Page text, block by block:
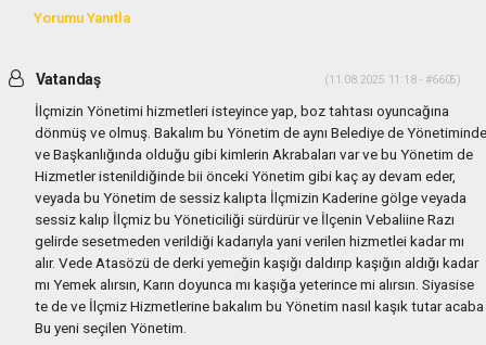
Yorumu Yanıtla
Vatandaş (11.08.2025 11:18 - #6605)
İlçmizin Yönetimi hizmetleri isteyince yap, boz tahtası oyuncağına
dönmüş ve olmuş. Bakalım bu Yönetim de aynı Belediye de Yönetiminde
ve Başkanlığında olduğu gibi kimlerin Akrabaları var ve bu Yönetim de
Hizmetler istenildiğinde bii önceki Yönetim gibi kaç ay devam eder,
veyada bu Yönetim de sessiz kalıpta İlçmizin Kaderine gölge veyada
sessiz kalıp İlçmiz bu Yöneticiliği sürdürür ve İlçenin Vebaliine Razı
gelirde sesetmeden verildiği kadarıyla yani verilen hizmetlei kadar mı
alır. Vede Atasözü de derki yemeğin kaşığı daldırıp kaşığın aldığı kadar
mı Yemek alırsın, Karın doyunca mı kaşığa yeterince mi alırsın. Siyasise
te de ve İlçmiz Hizmetlerine bakalım bu Yönetim nasıl kaşık tutar acaba
Bu yeni seçilen Yönetim.